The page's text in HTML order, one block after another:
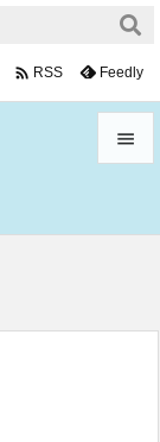

前へ
 RSS Feedly